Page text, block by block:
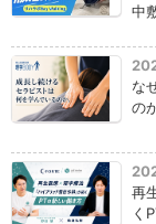
中
な
の
再
く